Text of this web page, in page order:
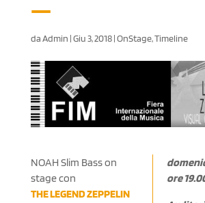
daAdmin |Giu 3, 2018|OnStage,Timeline
NOAH Slim Bass on
stage con
THE LEGEND ZEPPELIN
ore